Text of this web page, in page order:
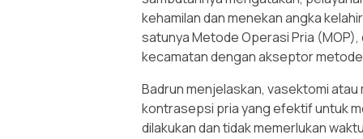
kehamilan dan menekan angka
satunya Metode Operasi Pria
kecamatan dengan akseptor
Badrun menjelaskan, vasektomi
kontrasepsi pria yang efektif untuk
dilakukan dan tidak memerlukan